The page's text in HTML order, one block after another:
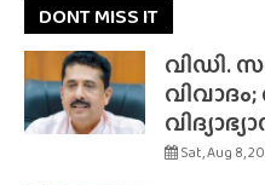
DONT MISS IT
വിഡി.
വിവാദം;
Sat, Aug 8,